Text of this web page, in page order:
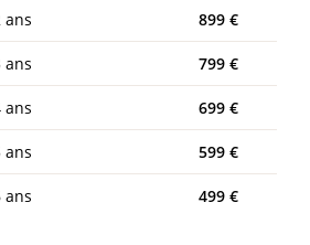
ans 899 €
ans 799 €
ans 699 €
ans 599 €
ans 499 €